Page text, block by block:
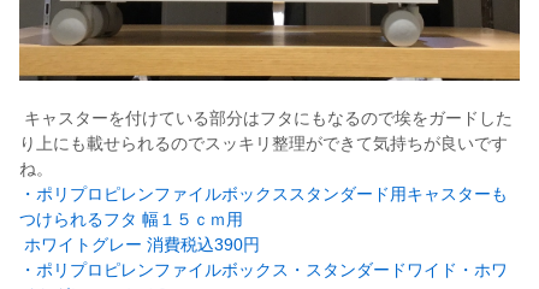
キャスターを付けている部分はフタにもなるので埃をガードした
り上にも載せられるのでスッキリ整理ができて気持ちが良いです
ね。
・ポリプロピレンファイルボックススタンダード用キャスターも
つけられるフタ 幅１５ｃｍ用
ホワイトグレー 消費税込390円
・ ポリプロピレンファイルボックス・スタンダードワイド・ホワ